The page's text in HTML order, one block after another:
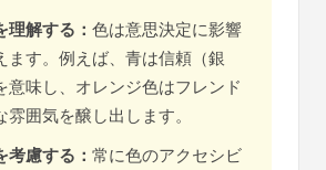
理解する： 色は意思決定に影響
ます。例えば、青は信頼（銀
意味し、オレンジ色はフレンド
雰囲気を醸し出します。
考慮する： 常に色のアクセシビ